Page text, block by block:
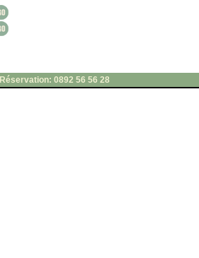
Réservation: 0892 56 56 28